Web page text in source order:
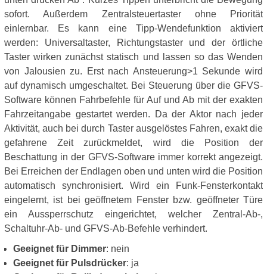
sofort. Außerdem Zentralsteuertaster ohne Priorität
einlernbar. Es kann eine Tipp-Wendefunktion aktiviert
werden: Universaltaster, Richtungstaster und der örtliche
Taster wirken zunächst statisch und lassen so das Wenden
von Jalousien zu. Erst nach Ansteuerung>1 Sekunde wird
auf dynamisch umgeschaltet. Bei Steuerung über die GFVS-
Software können Fahrbefehle für Auf und Ab mit der exakten
Fahrzeitangabe gestartet werden. Da der Aktor nach jeder
Aktivität, auch bei durch Taster ausgelöstes Fahren, exakt die
gefahrene Zeit zurückmeldet, wird die Position der
Beschattung in der GFVS-Software immer korrekt angezeigt.
Bei Erreichen der Endlagen oben und unten wird die Position
automatisch synchronisiert. Wird ein Funk-Fensterkontakt
eingelernt, ist bei geöffnetem Fenster bzw. geöffneter Türe
ein Aussperrschutz eingerichtet, welcher Zentral-Ab-,
Schaltuhr-Ab- und GFVS-Ab-Befehle verhindert.
Geeignet für Dimmer: nein
Geeignet für Pulsdrücker: ja